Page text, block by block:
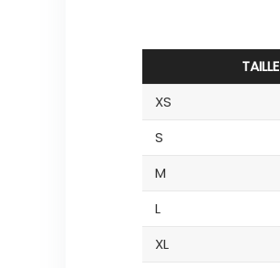
TAILLE
XS
S
M
L
XL